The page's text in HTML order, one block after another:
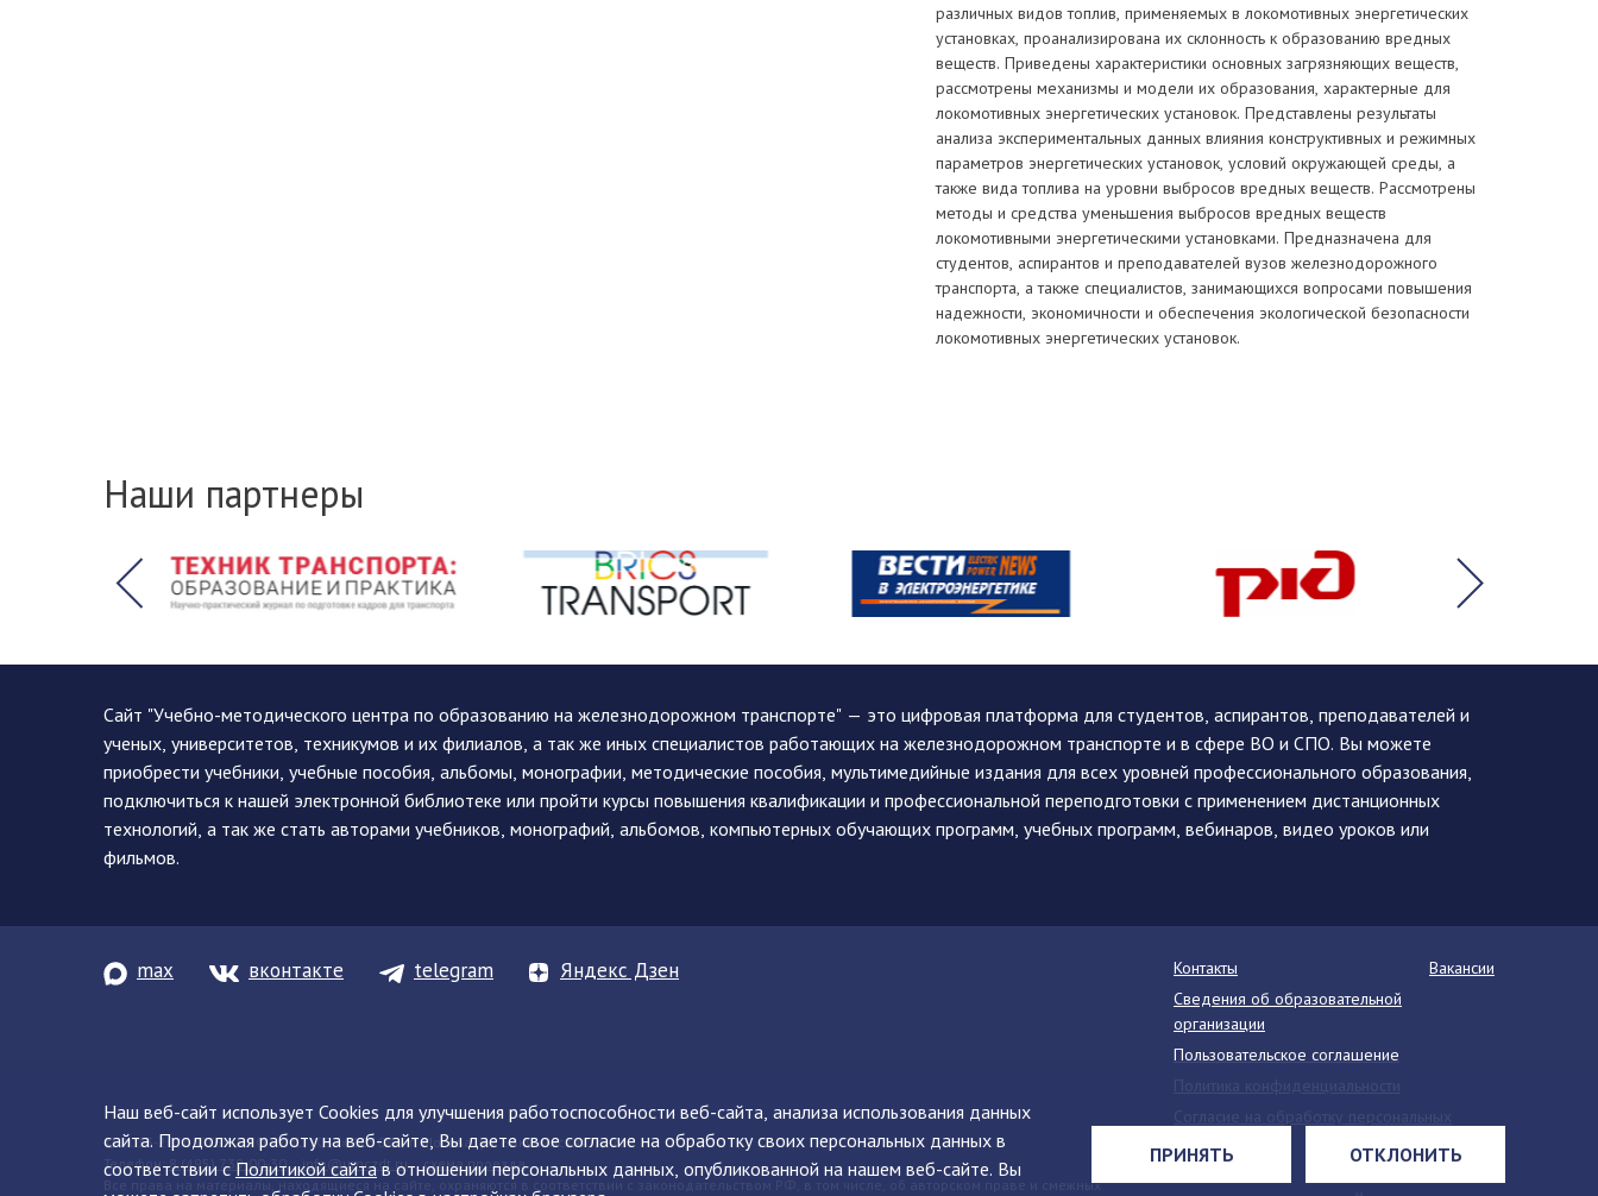
различных видов топлив, применяемых в локомотивных энергетических
установках, проанализирована их склонность к образованию вредных
веществ. Приведены характеристики основных загрязняющих веществ,
рассмотрены механизмы и модели их образования, характерные для
локомотивных энергетических установок. Представлены результаты
анализа экспериментальных данных влияния конструктивных и режимных
параметров энергетических установок, условий окружающей среды, а
также вида топлива на уровни выбросов вредных веществ. Рассмотрены
методы и средства уменьшения выбросов вредных веществ
локомотивными энергетическими установками. Предназначена для
студентов, аспирантов и преподавателей вузов железнодорожного
транспорта, а также специалистов, занимающихся вопросами повышения
надежности, экономичности и обеспечения экологической безопасности
локомотивных энергетических установок.
Наши партнеры
Наш веб-сайт использует Cookies для улучшения работоспособности веб-сайта, анализа использования данных
сайта. Продолжая работу на веб-сайте, Вы даете свое согласие на обработку своих персональных данных в
соответствии с Политикой сайта в отношении персональных данных, опубликованной на нашем веб-сайте. Вы
ПРИНЯТЬ ОТКЛОНИТЬ
Сайт "Учебно-методического центра по образованию на железнодорожном транспорте" — это цифровая платформа для студентов, аспирантов, преподавателей и
ученых, университетов, техникумов и их филиалов, а так же иных специалистов работающих на железнодорожном транспорте и в сфере ВО и СПО. Вы можете
приобрести учебники, учебные пособия, альбомы, монографии, методические пособия, мультимедийные издания для всех уровней профессионального образования,
подключиться к нашей электронной библиотеке или пройти курсы повышения квалификации и профессиональной переподготовки с применением дистанционных
технологий, а так же стать авторами учебников, монографий, альбомов, компьютерных обучающих программ, учебных программ, вебинаров, видео уроков или
фильмов.
max вконтакте telegram Яндекс Дзен
© 2013-2026 ФГБУ ДПО «УМЦ ЖДТ» 105082, г. Москва, ул. Бакунинская, д. 71
Телефон:8 (495) 739-00-30 info@umczdt.ru
схема проезда
Все права на материалы, находящиеся на сайте, охраняются в соответствии с законодательством РФ, в том числе, об авторском праве и смежных
Контакты
Вакансии
Сведения об образовательной
организации
Пользовательское соглашение